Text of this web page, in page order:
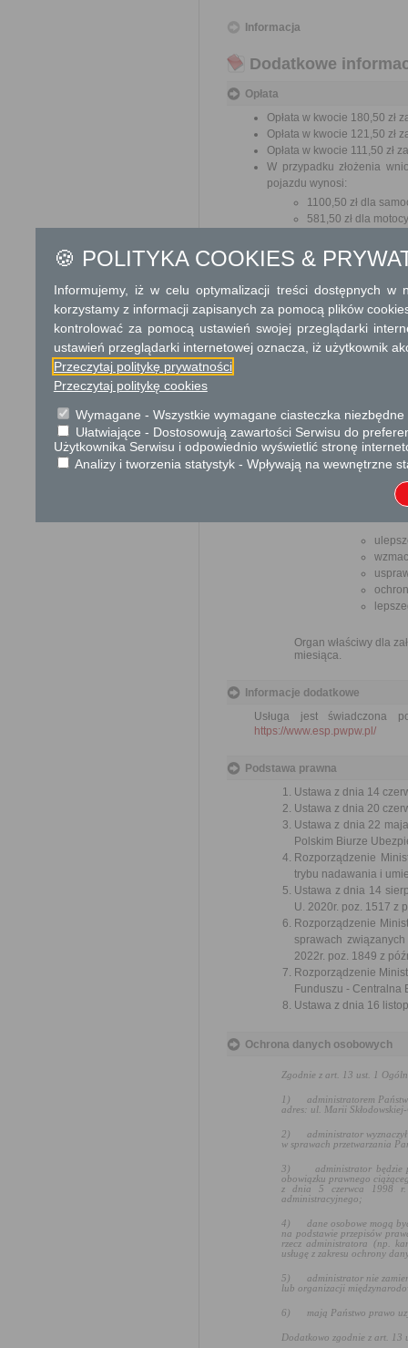
Informacja
Dodatkowe
Opłata
Opłata w kwocie 180,50 zł
Opłata w kwocie 121,50 zł
Opłata w kwocie 111,50 zł
W przypadku złożenia
pojazdu wynosi:
1100,50 zł dla
581,50 zł dla
jego odpisu, wypisu lub
Tryb odwoławczy
Odwołanie wnosi się do
za pośrednictwem organu,
Urzędzie lub data jego
Przedmiotem
przez ich
biurokratyczne
Przedmiotem
Organ właściwy dla
miesiąca.
Informacje dodatkowe
Usługa jest świadczona
https://www.esp.pwpw.pl/
Podstawa prawna
Ustawa z dnia 14
Ustawa z dnia 20
Ustawa z dnia 22
Polskim Biurze
Rozporządzenie
trybu nadawania i
Ustawa z dnia 14
U. 2020r. poz. 1517 z
Rozporządzenie
sprawach
2022r. poz. 1849 z
Rozporządzenie
Funduszu - Centralna
Ustawa z dnia 16
Ochrona danych osobowych
Zgodnie z art. 13 ust. 1
1) administratorem
adres: ul. Marii
2) administrator
w sprawach przetwarzania
3) administrator
obowiązku prawnego
z dnia 5 czerwca 1998 r.
administracyjnego ;
4) dane osobowe mogą
na podstawie przepisów
rzecz administratora (np.
usługę z zakresu ochrony
5) administrator nie
lub organizacji
6) mają Państwo prawo
Dodatkowo zgodnie z art. 13
🍪 POLITYKA COOKIES &
Informujemy, iż w celu optymalizacji treści dostępnych w
korzystamy z informacji zapisanych za pomocą plików
kontrolować za pomocą ustawień swojej przeglądarki
ustawień przeglądarki internetowej oznacza, iż użytkownik
Przeczytaj politykę prywatności
Przeczytaj politykę cookies
Wymagane - Wszystkie wymagane ciasteczka
Ułatwiające - Dostosowują zawartości Serwisu do
Użytkownika Serwisu i odpowiednio wyświetlić stronę
Analizy i tworzenia statystyk - Wpływają na wewnętrzne